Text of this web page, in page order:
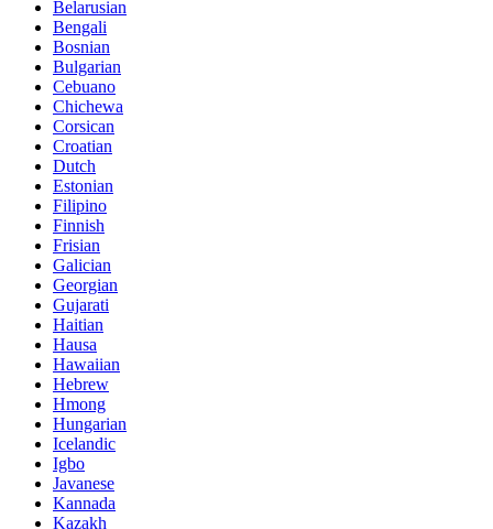
Belarusian
Bengali
Bosnian
Bulgarian
Cebuano
Chichewa
Corsican
Croatian
Dutch
Estonian
Filipino
Finnish
Frisian
Galician
Georgian
Gujarati
Haitian
Hausa
Hawaiian
Hebrew
Hmong
Hungarian
Icelandic
Igbo
Javanese
Kannada
Kazakh